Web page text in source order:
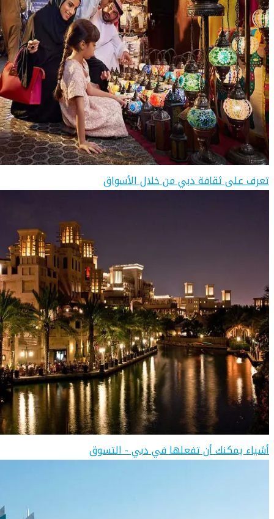
تعرف على ثقافة دبي من خلال الأسواق
أشياء يمكنك أن تفعلها في دبي - التسوق